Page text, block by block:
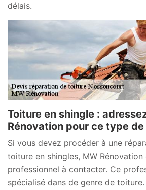
délais.
Toiture en shingle :
Rénovation pour ce type
Si vous devez procéder à une
toiture en shingles, MW
professionnel à contacter. Ce
spécialisé dans de genre de